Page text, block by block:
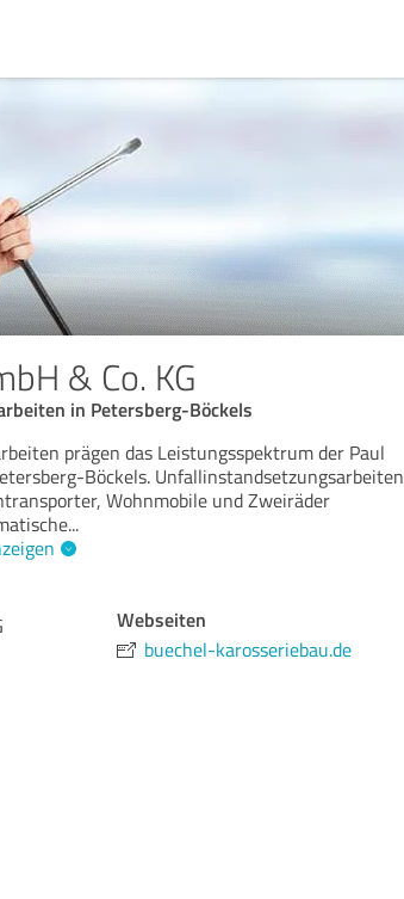
& Co. KG
in Petersberg-Böckels
prägen das Leistungsspektrum der Paul
Böckels. Unfallinstandsetzungsarbeiten
Wohnmobile und Zweiräder
...
Webseiten
buechel-karosseriebau.de